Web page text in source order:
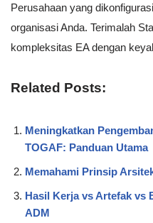
Perusahaan yang
organisasi Anda. Terimalah
kompleksitas EA dengan
Related Posts:
Meningkatkan
TOGAF: Panduan Utama
Memahami Prinsip
Hasil Kerja vs Artefak vs
ADM